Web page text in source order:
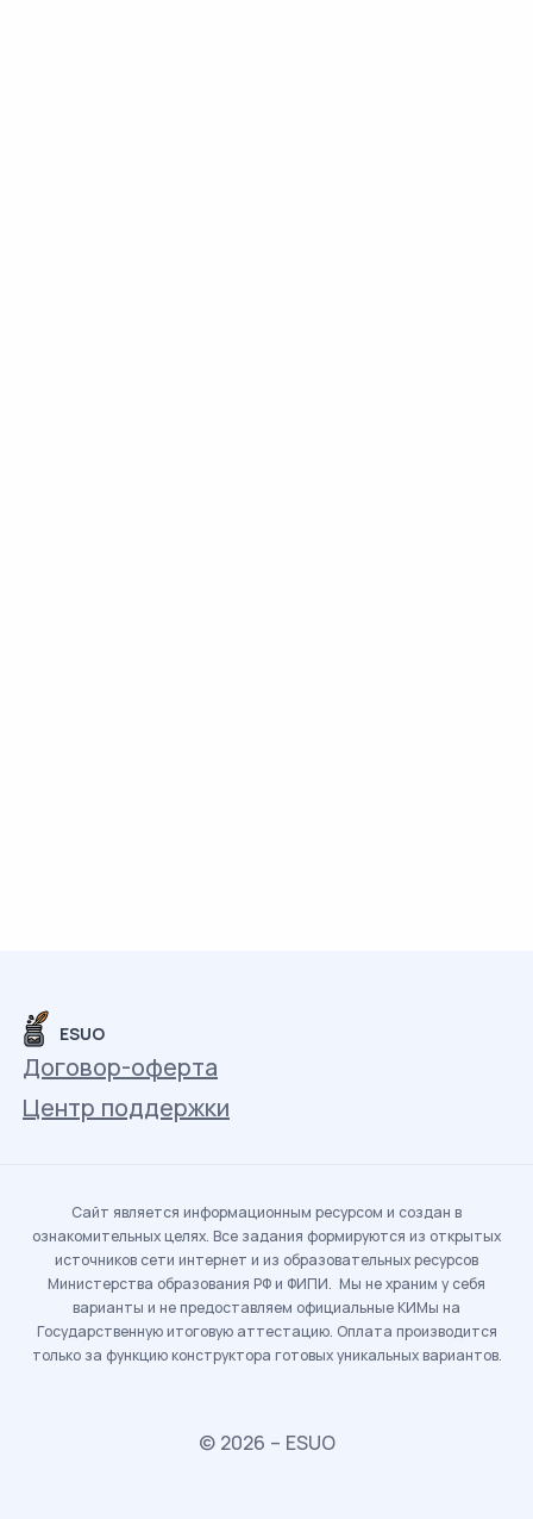
ESUO
Договор-оферта
Центр поддержки
Сайт является информационным ресурсом и создан в
ознакомительных целях. Все задания формируются из открытых
источников сети интернет и из образовательных ресурсов
Министерства образования РФ и ФИПИ. Мы не храним у себя
варианты и не предоставляем официальные КИМы на
Государственную итоговую аттестацию. Оплата производится
только за функцию конструктора готовых уникальных вариантов.
© 2026 – ESUO